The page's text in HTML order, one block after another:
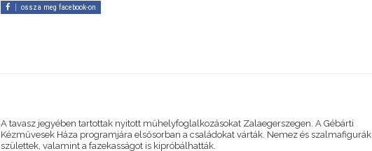
ossza meg facebook-on
A tavasz jegyében tartottak nyitott műhelyfoglalkozásokat Zalaegerszegen. A Gébárti
Kézművesek Háza programjára elsősorban a családokat várták. Nemez és szalmafigurák
születtek, valamint a fazekasságot is kipróbálhatták.